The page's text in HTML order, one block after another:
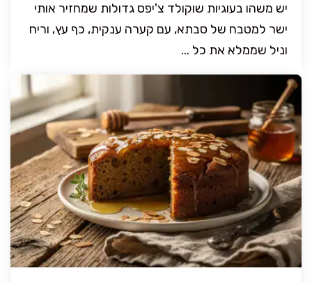
יש משהו בעוגיות שוקולד צ'יפס גדולות שמחזיר אותי
ישר למטבח של סבתא, עם קערה ענקית, כף עץ, וריח
וניל שממלא את כל ...